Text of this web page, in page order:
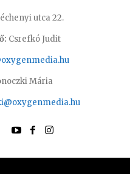
utca 22.
Csrefkó Judit
Mária